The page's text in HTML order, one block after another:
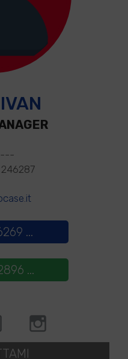
---
246287
...
...